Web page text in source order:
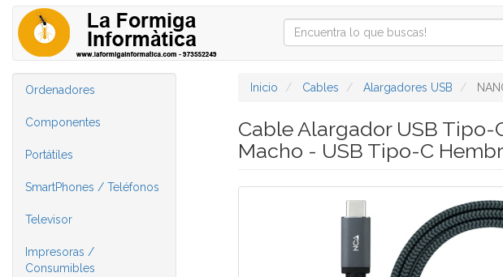
Ordenadores
Componentes
Portátiles
SmartPhones / Teléfonos
Televisor
Impresoras /
Consumibles
Inicio Cables Alargadores USB
Cable Alargador USB Tipo-
Macho - USB Tipo-C